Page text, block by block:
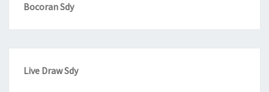
Bocoran Sdy
Live Draw Sdy